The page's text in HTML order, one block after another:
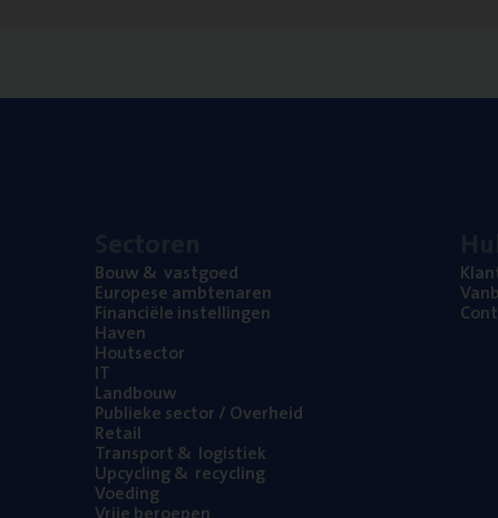
Bouw& vastgoed
Euro­pe­se ambtenaren
Finan­ci­ë­le instellingen
Haven
Hout­sec­tor
IT
Land­bouw
Publie­ke sec­tor / Overheid
Retail
Trans­port& logistiek
Upcy­cling& recycling
Voe­ding